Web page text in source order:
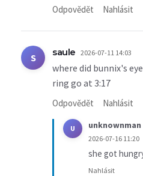
Odpovědět Nahlásit
S saule 2026-07-11 14:03
where did bunnix's
ring go at 3:17
Odpovědět Nahlásit
U unknownman
2026-07-16 11:20
she got
Nahlásit